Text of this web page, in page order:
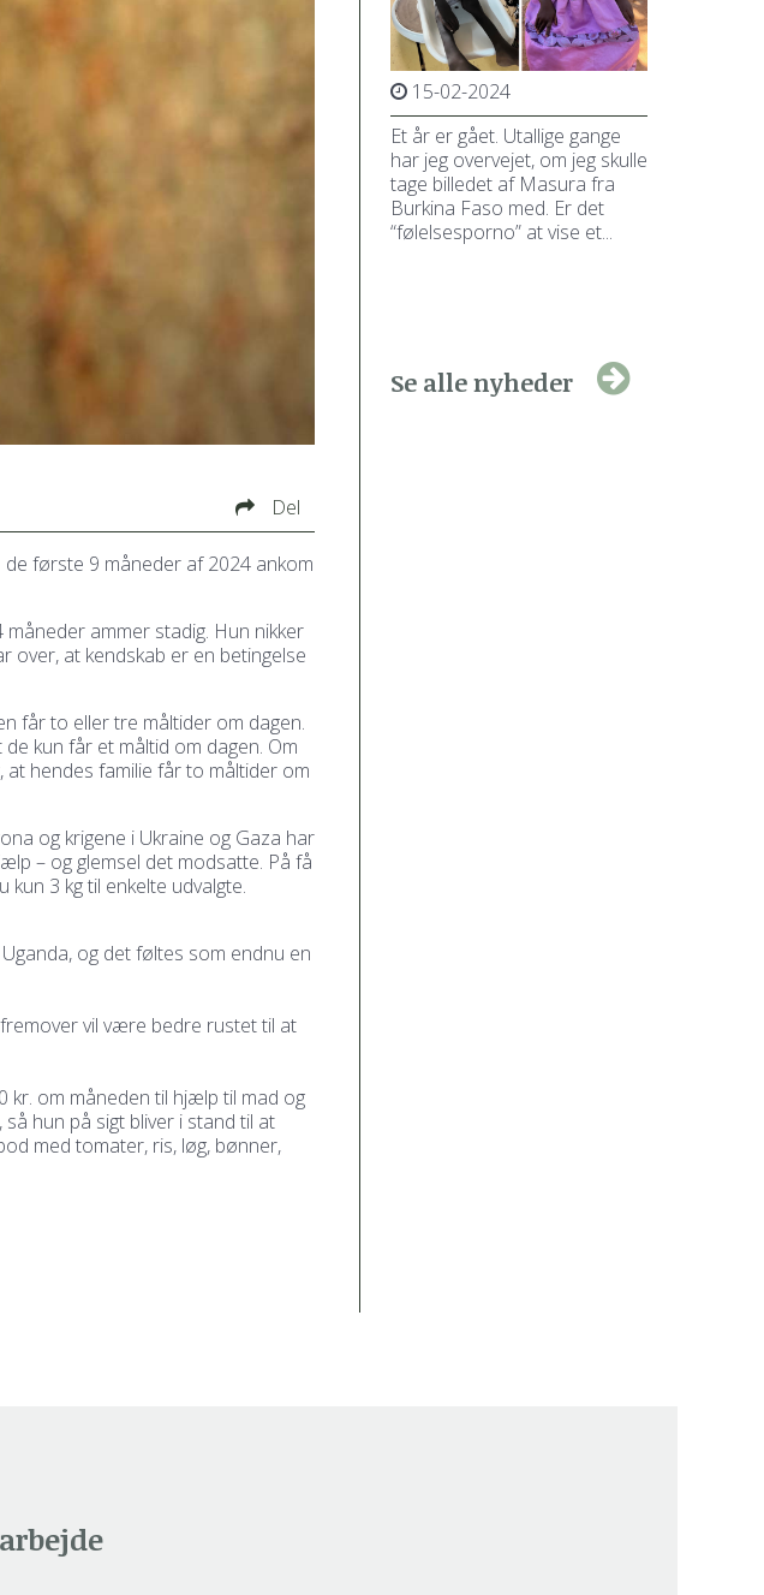
Del
første 9 måneder af 2024 ankom
ammer stadig. Hun nikker
over, at kendskab er en betingelse
får to eller tre måltider om dagen.
kun får et måltid om dagen. Om
hendes familie får to måltider om
og krigene i Ukraine og Gaza har
– og glemsel det modsatte. På få
3 kg til enkelte udvalgte.
og det føltes som endnu en
vil være bedre rustet til at
kr. om måneden til hjælp til mad og
hun på sigt bliver i stand til at
med tomater, ris, løg, bønner,
15-02-2024
Et år er gået. Utallige gange
har jeg overvejet, om jeg skulle
tage billedet af Masura fra
Burkina Faso med. Er det
“følelsesporno” at vise et...
Se alle nyheder